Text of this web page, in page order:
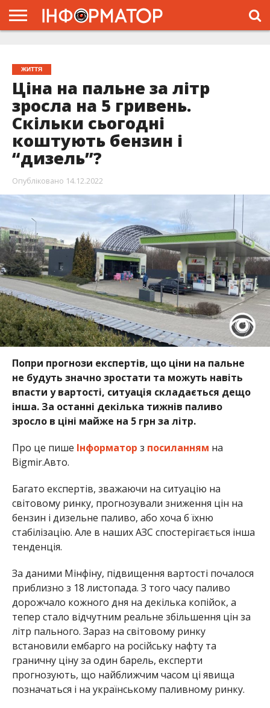
ЖИТТЯ
Ціна на пальне за літр
зросла на 5 гривень.
Скільки сьогодні
коштують бензин і
“дизель”?
Опубліковано 14.12.2022
Попри прогнози експертів, що ціни на пальне
не будуть значно зростати та можуть навіть
впасти у вартості, ситуація складається дещо
інша. За останні декілька тижнів паливо
зросло в ціні майже на 5 грн за літр.
Про це пише Інформатор з посиланням на
Bigmir.Авто.
Багато експертів, зважаючи на ситуацію на
світовому ринку, прогнозували зниження цін на
бензин і дизельне паливо, або хоча б їхню
стабілізацію. Але в наших АЗС спостерігається інша
тенденція.
За даними Мінфіну, підвищення вартості почалося
приблизно з 18 листопада. З того часу паливо
дорожчало кожного дня на декілька копійок, а
тепер стало відчутним реальне збільшення цін за
літр пального. Зараз на світовому ринку
встановили ембарго на російську нафту та
граничну ціну за один барель, експерти
прогнозують, що найближчим часом ці явища
позначаться і на українському паливному ринку.